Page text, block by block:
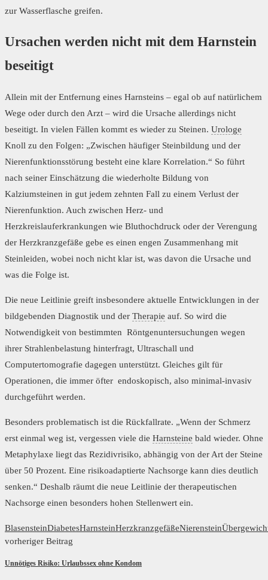
zur Wasserflasche greifen.
Ursachen werden nicht mit dem Harnstein
beseitigt
Allein mit der Entfernung eines Harnsteins – egal ob auf natürlichem
Wege oder durch den Arzt – wird die Ursache allerdings nicht
beseitigt. In vielen Fällen kommt es wieder zu Steinen. Urologe
Knoll zu den Folgen: „Zwischen häufiger Steinbildung und der
Nierenfunktionsstörung besteht eine klare Korrelation.“ So führt
nach seiner Einschätzung die wiederholte Bildung von
Kalziumsteinen in gut jedem zehnten Fall zu einem Verlust der
Nierenfunktion. Auch zwischen Herz- und
Herzkreislauferkrankungen wie Bluthochdruck oder der Verengung
der Herzkranzgefäße gebe es einen engen Zusammenhang mit
Steinleiden, wobei noch nicht klar ist, was davon die Ursache und
was die Folge ist.
Die neue Leitlinie greift insbesondere aktuelle Entwicklungen in der
bildgebenden Diagnostik und der Therapie auf. So wird die
Notwendigkeit von bestimmten Röntgenuntersuchungen wegen
ihrer Strahlenbelastung hinterfragt, Ultraschall und
Computertomografie dagegen unterstützt. Gleiches gilt für
Operationen, die immer öfter endoskopisch, also minimal-invasiv
durchgeführt werden.
Besonders problematisch ist die Rückfallrate. „Wenn der Schmerz
erst einmal weg ist, vergessen viele die Harnsteine bald wieder. Ohne
Metaphylaxe liegt das Rezidivrisiko, abhängig von der Art der Steine
über 50 Prozent. Eine risikoadaptierte Nachsorge kann dies deutlich
senken.“ Deshalb räumt die neue Leitlinie der therapeutischen
Nachsorge einen besonders hohen Stellenwert ein.
BlasensteinDiabetesHarnsteinHerzkranzgefäßeNierenstein
vorheriger Beitrag
Unnötiges Risiko: Urlaubssex ohne Kondom